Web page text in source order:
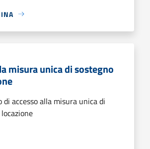
misura unica di sostegno
di accesso alla misura unica di